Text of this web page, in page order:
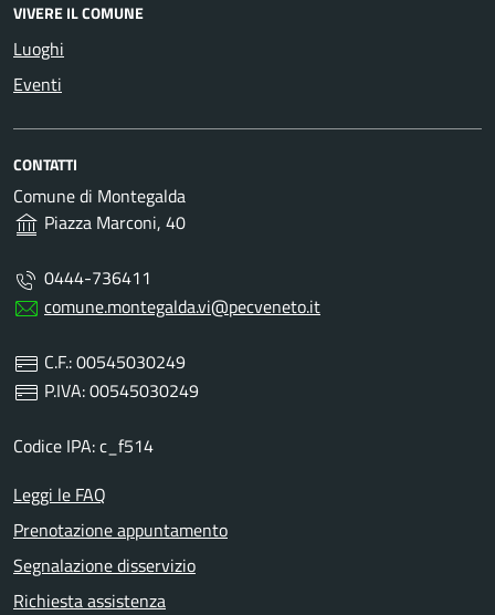
VIVERE IL COMUNE
Luoghi
Eventi
CONTATTI
Comune di Montegalda
Piazza Marconi, 40
0444-736411
comune.montegalda.vi@pecveneto.it
C.F.: 00545030249
P.IVA: 00545030249
Codice IPA: c_f514
Leggi le FAQ
Prenotazione appuntamento
Segnalazione disservizio
Richiesta assistenza